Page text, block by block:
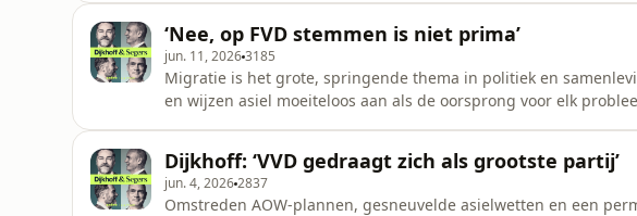
de Europese Unie, &eacute;n de rol v
‘Nee, op FVD stemmen is niet prima’
jun. 11, 20263185
Migratie is het grote, springende thema in politiek en
en wijzen asiel moeiteloos aan als de oorsprong voor elk
wietexperiment en vertellen
Dijkhoff: ‘VVD gedraagt zich als grootste partij’
jun. 4, 20262837
Omstreden AOW-plannen, gesneuvelde asielwetten en een